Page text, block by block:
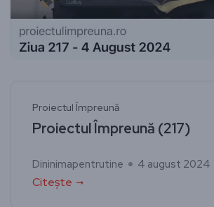
Proiectul Împreună
Proiectul Împreună (217)
Dininimapentrutine 4 august 2024
Citește